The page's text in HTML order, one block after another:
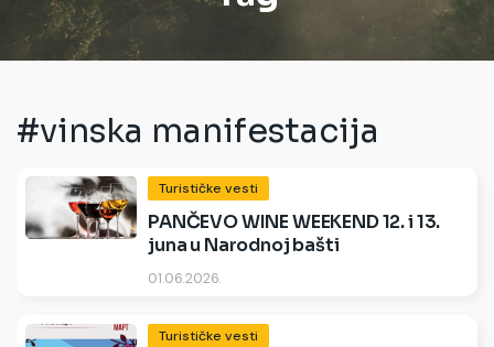
#vinska manifestacija
Turističke vesti
PANČEVO WINE WEEKEND 12. i 13.
juna u Narodnoj bašti
01.06.2026.
Turističke vesti